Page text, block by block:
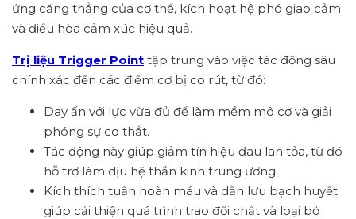
ứng căng thẳng của cơ thể, kích hoạt hệ phó giao cảm
và điều hòa cảm xúc hiệu quả.
Trị liệu Trigger Point tập trung vào việc tác động sâu
chính xác đến các điểm cơ bị co rút, từ đó:
Day ấn với lực vừa đủ để làm mềm mô cơ và giải
phóng sự co thắt.
Tác động này giúp giảm tín hiệu đau lan tỏa, từ đó
hỗ trợ làm dịu hệ thần kinh trung ương.
Kích thích tuần hoàn máu và dẫn lưu bạch huyết
giúp cải thiện quá trình trao đổi chất và loại bỏ